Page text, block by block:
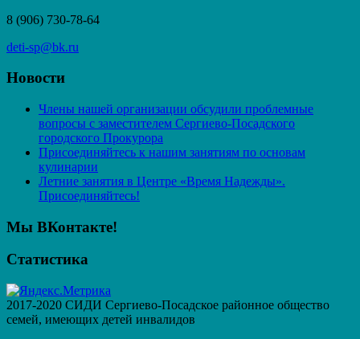
8 (906) 730-78-64
deti-sp@bk.ru
Новости
Члены нашей организации обсудили проблемные
вопросы с заместителем Сергиево-Посадского
городского Прокурора
Присоединяйтесь к нашим занятиям по основам
кулинарии
Летние занятия в Центре «Время Надежды».
Присоединяйтесь!
Мы ВКонтакте!
Статистика
2017-2020 СИДИ Сергиево-Посадское районное общество
семей, имеющих детей инвалидов